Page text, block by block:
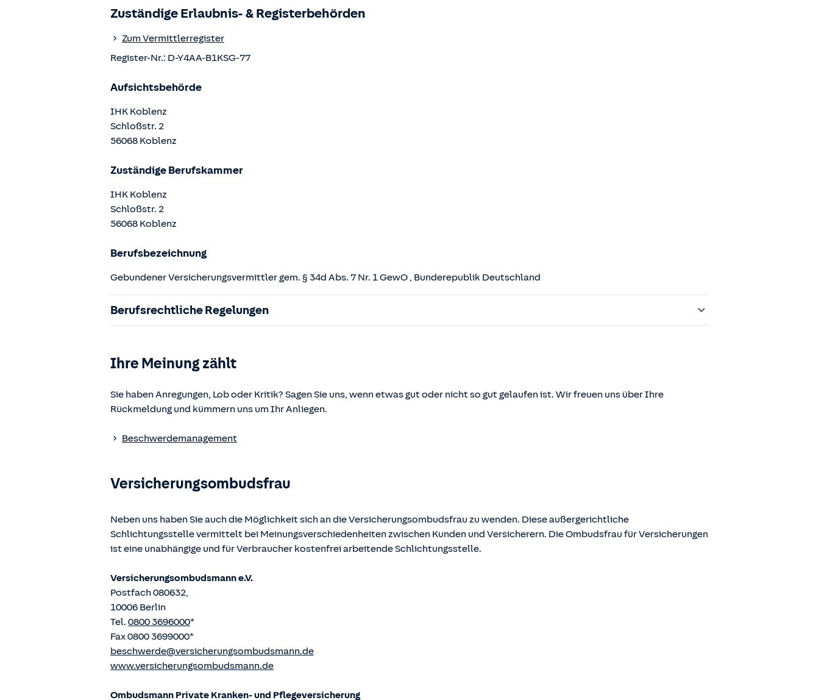
Zuständige Erlaubnis- & Registerbehörden
Zum Vermittlerregister
Register-Nr.: D-Y4AA-B1KSG-77
Aufsichtsbehörde
IHK Koblenz
Schloßstr. 2
56068 Koblenz
Zuständige Berufskammer
IHK Koblenz
Schloßstr. 2
56068 Koblenz
Berufsbezeichnung
Gebundener Versicherungsvermittler gem. § 34d Abs. 7 Nr. 1 GewO , Bunderepublik Deutschland
Berufsrechtliche Regelungen
§§ 59 – 68 Gesetz über den Versicherungsvertrag (VVG)
§ 48b Versicherungsaufsichtsgesetz (VAG)
Verordnung über die Versicherungsvermittlung und -beratung (VersVermV)
www.gesetze-im-internet.de
Ihre Meinung zählt
Sie haben Anregungen, Lob oder Kritik? Sagen Sie uns, wenn etwas gut oder nicht so gut gelaufen ist. Wir freuen uns über Ihre
Rückmeldung und kümmern uns um Ihr Anliegen.
Beschwerdemanagement
Versicherungsombudsfrau
Neben uns haben Sie auch die Möglichkeit sich an die Versicherungsombudsfrau zu wenden. Diese außergerichtliche
Schlichtungsstelle vermittelt bei Meinungsverschiedenheiten zwischen Kunden und Versicherern. Die Ombudsfrau für Versicherungen
ist eine unabhängige und für Verbraucher kostenfrei arbeitende Schlichtungsstelle.
Versicherungsombudsmann e.V.
Postfach 080632,
10006 Berlin
Tel. 0800 3696000*
Fax 0800 3699000*
beschwerde@versicherungsombudsmann.de
www.versicherungsombudsmann.de
Ombudsmann Private Kranken- und Pflege­versicherung